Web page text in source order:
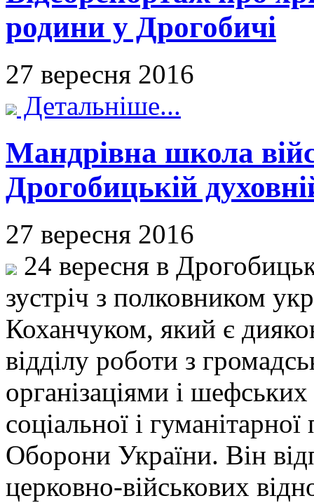
родини у Дрогобичі
27 вересня 2016
Детальніше...
Мандрівна школа
Дрогобицькій
27 вересня 2016
24 вересня в
зустріч з полковником
Коханчуком, який є
відділу роботи з
організаціями і
соціальної і
Оборони України. Він
церковно-військових